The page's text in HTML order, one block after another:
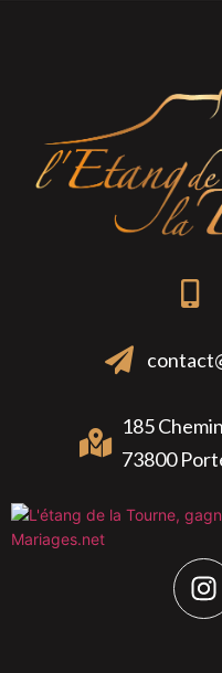
185
73800